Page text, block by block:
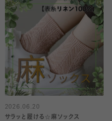
2026.06.20
サラッと履ける☆麻ソックス